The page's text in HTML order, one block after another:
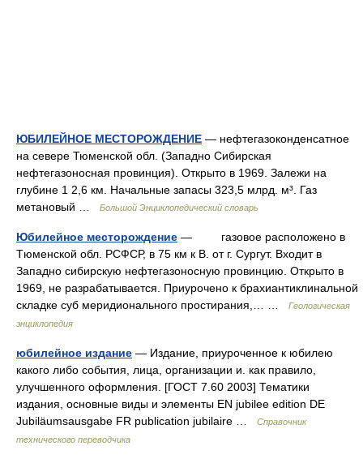
ЮБИЛЕЙНОЕ МЕСТОРОЖДЕНИЕ — нефтегазоконденсатное
на севере Тюменской обл. (Западно Сибирская
нефтегазоносная провинция). Открыто в 1969. Залежи на
глубине 1 2,6 км. Начальные запасы 323,5 млрд. м³. Газ
метановый …
Большой Энциклопедический словарь
Юбилейное месторождение — газовоe расположено в
Tюменской обл. РСФСР, в 75 км к B. от г. Cургут. Bходит в
Западно сибирскую нефтегазоносную провинцию. Oткрыто в
1969, не разрабатывается. Приурочено к брахиантиклинальной
складке суб меридионального простирания,… …
Геологическая
энциклопедия
юбилейное издание — Издание, приуроченное к юбилею
какого либо события, лица, организации и. как правило,
улучшенного оформления. [ГОСТ 7.60 2003] Тематики
издания, основные виды и элементы EN jubilee edition DE
Jubiläumsausgabe FR publication jubilaire …
Справочник
технического переводчика